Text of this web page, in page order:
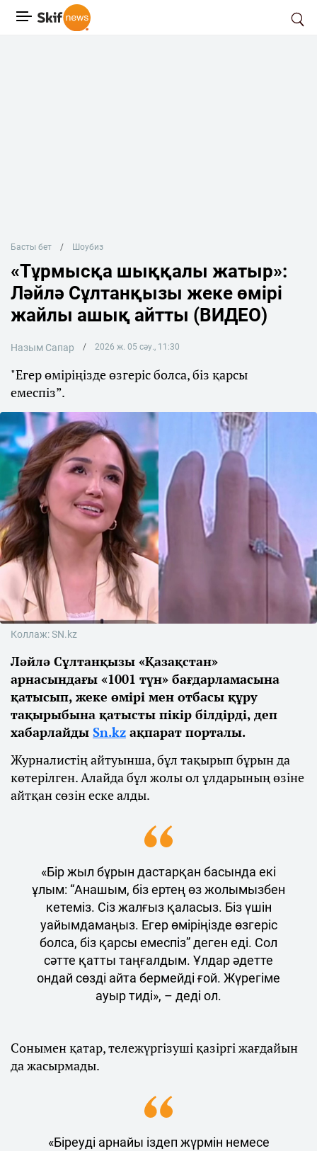
Басты бет Шоубиз
«Тұрмысқа шыққалы жатыр»:
Ләйлә Сұлтанқызы жеке өмірі
жайлы ашық айтты (ВИДЕО)
Назым Сапар 2026 ж. 05 сәу., 11:30
"Егер өміріңізде өзгеріс болса, біз қарсы
емеспіз”.
Коллаж: SN.kz
Ләйлә Сұлтанқызы «Қазақстан»
арнасындағы «1001 түн» бағдарламасына
қатысып, жеке өмірі мен отбасы құру
тақырыбына қатысты пікір білдірді, деп
хабарлайды Sn.kz ақпарат порталы.
Журналистің айтуынша, бұл тақырып бұрын да
көтерілген. Алайда бұл жолы ол ұлдарының өзіне
айтқан сөзін еске алды.
«Бір жыл бұрын дастарқан басында екі
ұлым: “Анашым, біз ертең өз жолымызбен
кетеміз. Сіз жалғыз қаласыз. Біз үшін
уайымдамаңыз. Егер өміріңізде өзгеріс
болса, біз қарсы емеспіз” деген еді. Сол
сәтте қатты таңғалдым. Ұлдар әдетте
ондай сөзді айта бермейді ғой. Жүрегіме
ауыр тиді», – деді ол.
Сонымен қатар, тележүргізуші қазіргі жағдайын
да жасырмады.
«Біреуді арнайы іздеп жүрмін немесе